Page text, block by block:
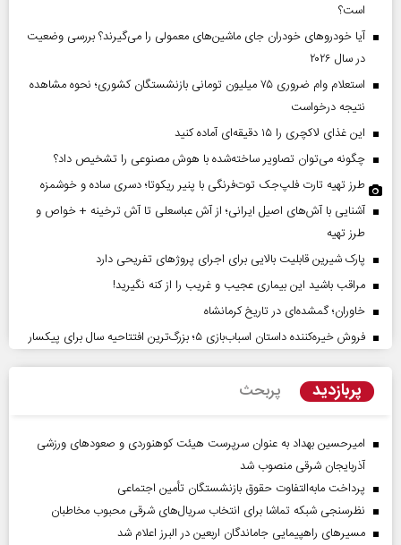
است؟
آیا خودروهای خودران جای ماشین‌های معمولی را می‌گیرند؟ بررسی وضعیت
در سال ۲۰۲۶
استعلام وام ضروری ۷۵ میلیون تومانی بازنشستگان کشوری؛ نحوه مشاهده
نتیجه درخواست
این غذای لاکچری را ۱۵ دقیقه‌ای آماده کنید
چگونه می‌توان تصاویر ساخته‌شده با هوش مصنوعی را تشخیص داد؟
طرز تهیه تارت فلپ‌جک توت‌فرنگی با پنیر ریکوتا؛ دسری ساده و خوشمزه
آشنایی با آش‌های اصیل ایرانی؛ از آش عباسعلی تا آش ترخینه + خواص و
طرز تهیه
پارک شیرین قابلیت‌ بالایی برای اجرای پروژهای تفریحی دارد
مراقب باشید این بیماری عجیب و غریب را از کنه نگیرید!
خاوران؛ گمشده‌ای در تاریخ کرمانشاه
فروش خیره‌کننده داستان اسباب‌بازی ۵؛ بزرگ‌ترین افتتاحیه سال برای پیکسار
پربازدید پربحث
امیرحسین بهداد به عنوان سرپرست هیئت کوهنوردی و صعودهای ورزشی
آذربایجان شرقی منصوب شد
پرداخت مابه‌التفاوت حقوق بازنشستگان تأمین اجتماعی
نظرسنجی شبکه تماشا برای انتخاب سریال‌های شرقی محبوب مخاطبان
مسیر‌های راهپیمایی جاماندگان اربعین در البرز اعلام شد